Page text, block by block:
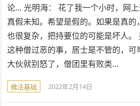
论… 光明海： 花了我一个小时，网上
真假未知。希望是假的。如果是真
也很复杂，把持要位的可能是坏人。
这种僧过恶的事，居士是不管的，可
大伙就别怒了，僧团里有败类…
佛法基础 2022年2月14日